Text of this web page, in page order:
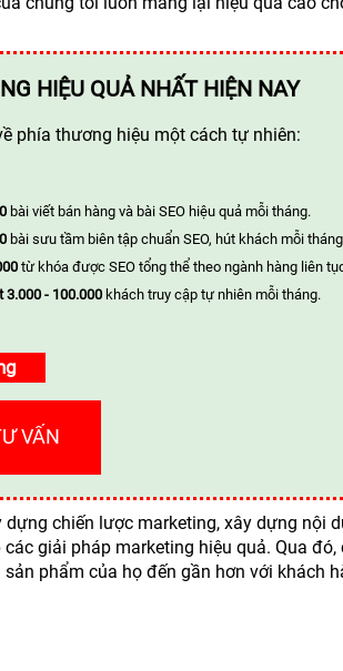
HIỆU QUẢ NHẤT HIỆN NAY
phía thương hiệu một cách tự nhiên:
bài viết bán hàng và bài SEO hiệu quả mỗi tháng.
bài sưu tầm biên tập chuẩn SEO, hút khách mỗi
từ khóa được SEO tổng thể theo ngành hàng liên
3.000 - 100.000 khách truy cập tự nhiên mỗi tháng.
VẤN
chiến lược marketing, xây dựng nội
giải pháp marketing hiệu quả. Qua đó,
phẩm của họ đến gần hơn với khách